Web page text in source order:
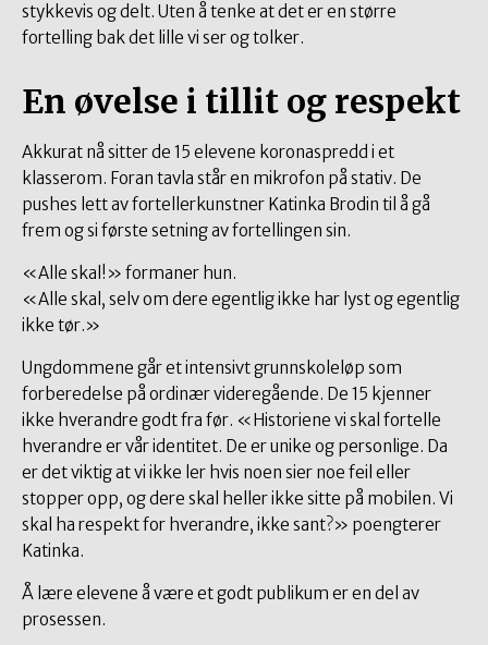
stykkevis og delt. Uten å tenke at det er en større
fortelling bak det lille vi ser og tolker.
En øvelse i tillit og respekt
Akkurat nå sitter de 15 elevene koronaspredd i et
klasserom. Foran tavla står en mikrofon på stativ. De
pushes lett av fortellerkunstner Katinka Brodin til å gå
frem og si første setning av fortellingen sin.
«Alle skal!» formaner hun.
«Alle skal, selv om dere egentlig ikke har lyst og egentlig
ikke tør.»
Ungdommene går et intensivt grunnskoleløp som
forberedelse på ordinær videregående. De 15 kjenner
ikke hverandre godt fra før. «Historiene vi skal fortelle
hverandre er vår identitet. De er unike og personlige. Da
er det viktig at vi ikke ler hvis noen sier noe feil eller
stopper opp, og dere skal heller ikke sitte på mobilen. Vi
skal ha respekt for hverandre, ikke sant?» poengterer
Katinka.
Å lære elevene å være et godt publikum er en del av
prosessen.